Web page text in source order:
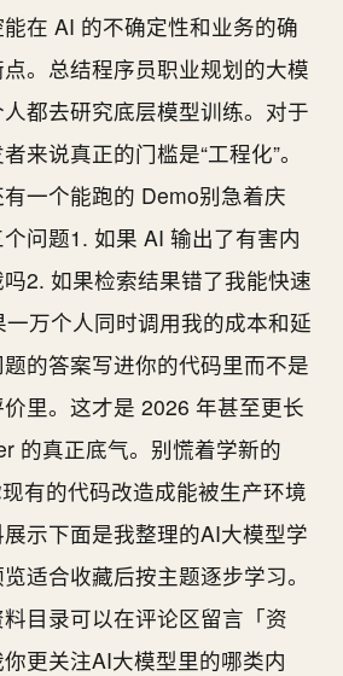
在 AI 的不确定性和业务的确
。总结程序员职业规划的大模
都去研究底层模型训练。对于
来说真正的门槛是“工程化”。
一个能跑的 Demo别急着庆
问题1. 如果 AI 输出了有害内
2. 如果检索结果错了我能快速
万个人同时调用我的成本和延
的答案写进你的代码里而不是
里。这才是 2026 年甚至更长
的真正底气。别慌着学新的
有的代码改造成能被生产环境
示下面是我整理的AI大模型学
适合收藏后按主题逐步学习。
目录可以在评论区留言「资
更关注AI大模型里的哪类内